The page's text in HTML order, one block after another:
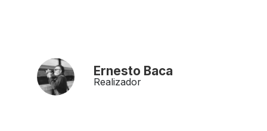
Ernesto Baca
Realizador